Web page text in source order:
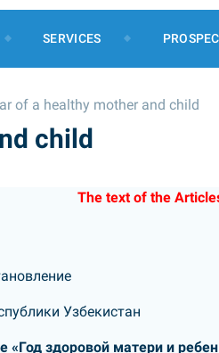
SERVICES
of a healthy mother and child
child
The text of the
Узбекистан
«Год здоровой матери и